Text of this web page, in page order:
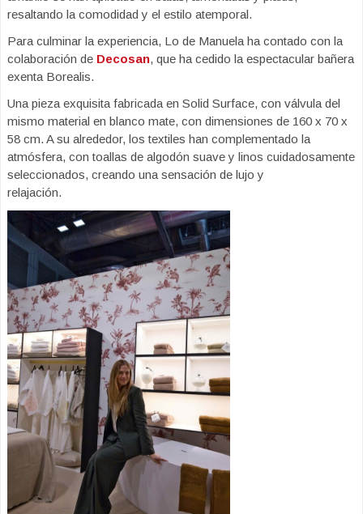
resaltando la comodidad y el estilo atemporal.
Para culminar la experiencia, Lo de Manuela ha contado con la
colaboración de Decosan, que ha cedido la espectacular bañera
exenta Borealis.
Una pieza exquisita fabricada en Solid Surface, con válvula del
mismo material en blanco mate, con dimensiones de 160 x 70 x
58 cm. A su alrededor, los textiles han complementado la
atmósfera, con toallas de algodón suave y linos cuidadosamente
seleccionados, creando una sensación de lujo y
relajación.